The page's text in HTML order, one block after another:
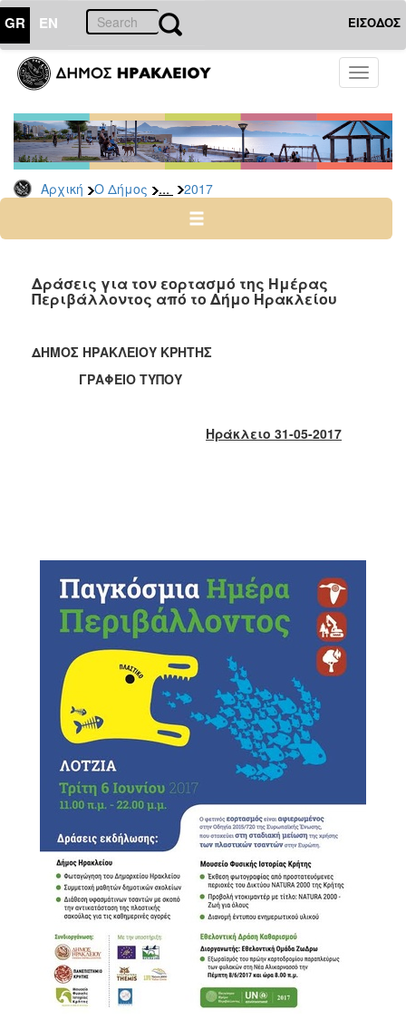
GR EN ΕΙΣΟΔΟΣ
Toggle
Αρχική Ο Δήμος ... 2017
ΔΗΜΟΣ
Δελτία
Τύπου
Αρχείο
2026
2024
2022
2020
2019
2010
2006
ΠΟΛΙΤΙΣΜΟΣ
Δράσεις για τον εορτασμό της Ημέρας
Περιβάλλοντος από το Δήμο Ηρακλείου
ΔΗΜΟΣ ΗΡΑΚΛΕΙΟΥ ΚΡΗΤΗΣ
ΓΡΑΦΕΙΟ ΤΥΠΟΥ
Ηράκλειο 31-05-2017